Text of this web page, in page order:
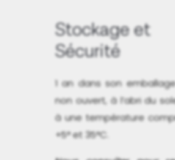
Stockage et
Sécurité
1 an dans son
non ouvert, à l’abri du
à une température
+5° et 35°C.